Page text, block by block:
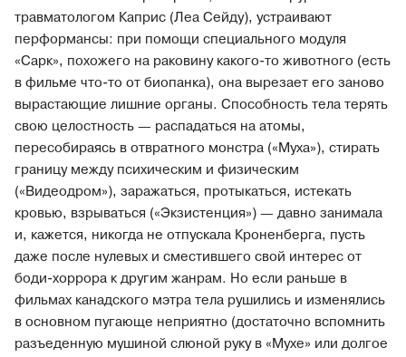
травматологом Каприс (Леа Сейду), устраивают
перформансы: при помощи специального модуля
«Сарк», похожего на раковину какого-то животного (есть
в фильме что-то от биопанка), она вырезает его заново
вырастающие лишние органы. Способность тела терять
свою целостность — распадаться на атомы,
пересобираясь в отвратного монстра («Муха»), стирать
границу между психическим и физическим
(«Видеодром»), заражаться, протыкаться, истекать
кровью, взрываться («Экзистенция») — давно занимала
и, кажется, никогда не отпускала Кроненберга, пусть
даже после нулевых и сместившего свой интерес от
боди-хоррора к другим жанрам. Но если раньше в
фильмах канадского мэтра тела рушились и изменялись
в основном пугающе неприятно (достаточно вспомнить
разъеденную мушиной слюной руку в «Мухе» или долгое